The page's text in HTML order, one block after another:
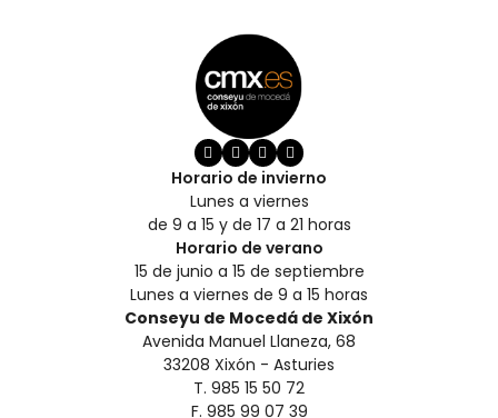
Conseyu de Mocedá de Xixón
Avenida Manuel Llaneza, 68
33208 Xixón - Asturies
T. 985 15 50 72
F. 985 99 07 39
Horario de invierno
Lunes a viernes
de 9 a 15 y de 17 a 21 horas
Horario de verano
15 de junio a 15 de septiembre
Lunes a viernes de 9 a 15 horas